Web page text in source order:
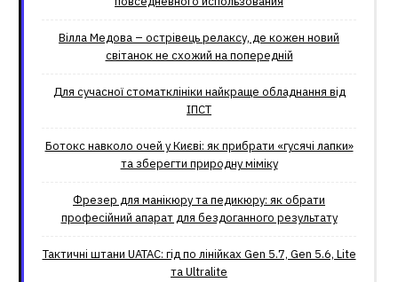
Вілла Медова – острівець релаксу, де кожен новий
світанок не схожий на попередній
Для сучасної стоматклініки найкраще обладнання від
ІПСТ
Ботокс навколо очей у Києві: як прибрати «гусячі лапки»
та зберегти природну міміку
Фрезер для манікюру та педикюру: як обрати
професійний апарат для бездоганного результату
Тактичні штани UATAC: гід по лінійках Gen 5.7, Gen 5.6, Lite
та Ultralite